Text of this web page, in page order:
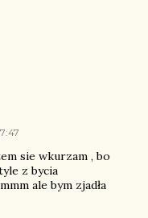
sie wkurzam , bo
z bycia
ale bym zjadła